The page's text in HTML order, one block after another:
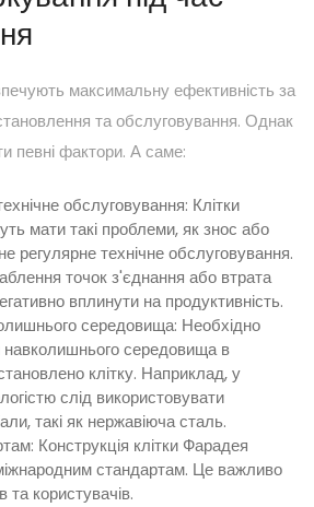
максимальну ефективність за
та обслуговування. Однак
певні фактори. А саме:
обслуговування: Клітки
мати такі проблеми, як знос або
регулярне технічне обслуговування.
точок з'єднання або втрата
вплинути на продуктивність.
середовища: Необхідно
середовища в
клітку. Наприклад, у
слід використовувати
такі як нержавіюча сталь.
Конструкція клітки Фарадея
стандартам. Це важливо
та користувачів.